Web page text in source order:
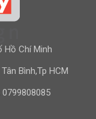
Hồ Chí Minh
Bình,Tp HCM
0799808085